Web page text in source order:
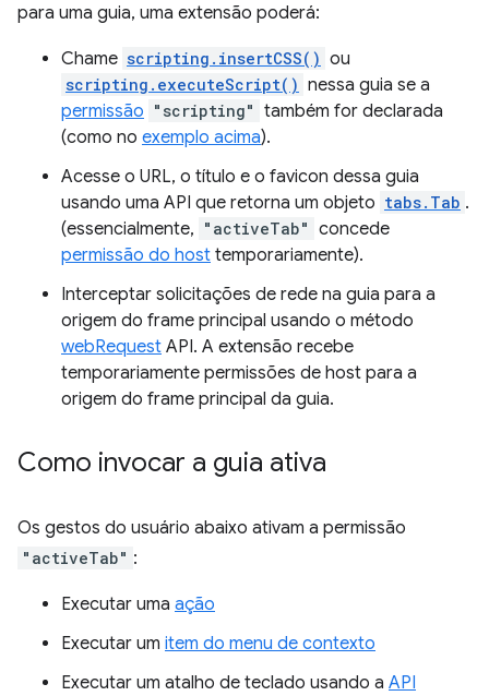
para uma guia, uma extensão poderá:
Chame scripting.insertCSS() ou
scripting.executeScript() nessa guia se a
permissão "scripting" também for declarada
(como no exemplo acima).
Acesse o URL, o título e o favicon dessa guia
usando uma API que retorna um objeto tabs.Tab .
(essencialmente, "activeTab" concede
permissão do host temporariamente).
Interceptar solicitações de rede na guia para a
origem do frame principal usando o método
webRequest API. A extensão recebe
temporariamente permissões de host para a
origem do frame principal da guia.
Como invocar a guia ativa
Os gestos do usuário abaixo ativam a permissão
"activeTab" :
Executar uma ação
Executar um item do menu de contexto
Executar um atalho de teclado usando a API